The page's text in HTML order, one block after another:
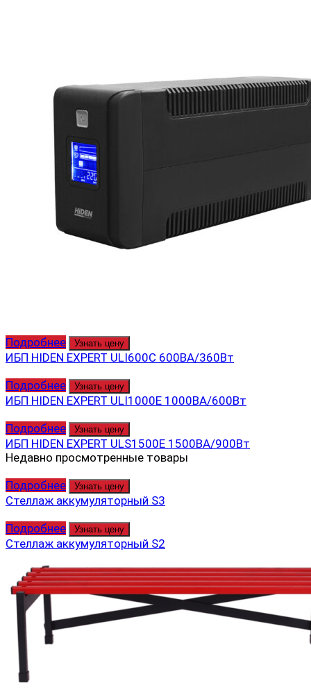
Подробнее Узнать цену
ИБП HIDEN EXPERT ULI600С 600ВА/360Вт
Подробнее
Узнать цену
ИБП HIDEN EXPERT ULI1000E 1000ВА/600Вт
Подробнее
Узнать цену
ИБП HIDEN EXPERT ULS1500E 1500ВА/900Вт
Недавно просмотренные товары
Подробнее
Узнать цену
Стеллаж аккумуляторный S3
Подробнее
Узнать цену
Стеллаж аккумуляторный S2